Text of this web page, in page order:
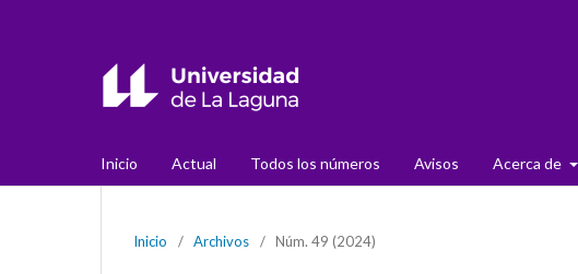
Inicio Actual Todos los números Avisos Acerca de
Inicio / Archivos / Núm. 49 (2024)